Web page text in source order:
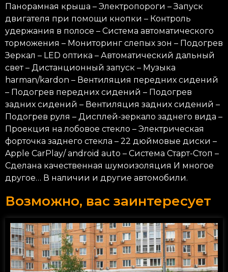
Панорамная крыша – Электропороги – Запуск
двигателя при помощи кнопки – Контроль
удержания в полосе – Система автоматического
торможения – Мониторинг слепых зон – Подогрев
Зеркал – LED оптика – Автоматический дальный
свет – Дистанционный запуск – Музыка
harman/kardon – Вентиляция передних сидений
– Подогрев передних сидений – Подогрев
задних сидений – Вентиляция задних сидений –
Подогрев руля – Дисплей-зеркало заднего вида –
Проекция на лобовое стекло – Электрическая
форточка заднего стекла – 22 дюймовые диски –
Apple CarPlay/ android auto – Система Старт-Стоп –
Сделана качественная шумоизоляция И многое
другое… В наличии и другие автомобили.
Возможно, вас заинтересует